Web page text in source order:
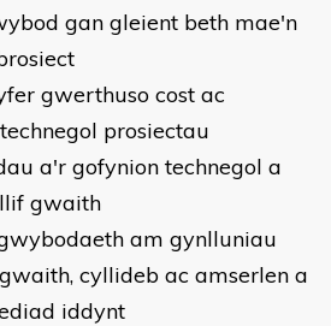
gan gleient beth mae'n
gwerthuso cost ac
prosiectau
a'r gofynion technegol a
gwaith
am gynlluniau
cyllideb ac amserlen a
iddynt